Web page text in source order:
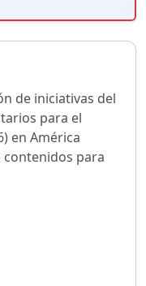
de iniciativas del
para el
en América
contenidos para